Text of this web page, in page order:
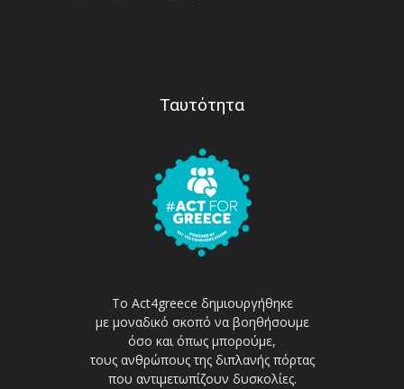
Ταυτότητα
Το Act4greece δημιουργήθηκε
με μοναδικό σκοπό να βοηθήσουμε
όσο και όπως μπορούμε,
τους ανθρώπους της διπλανής πόρτας
που αντιμετωπίζουν δυσκολίες.